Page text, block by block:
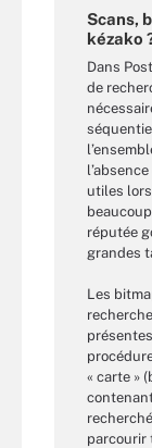
Scans,
kézako
Dans
de
utiles
réputée
grandes
Les
« carte »
parcourir